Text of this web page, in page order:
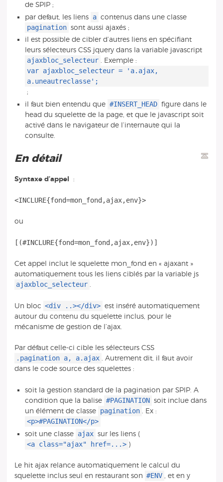
de SPIP ;
par defaut, les liens a contenus dans une classe
pagination sont aussi ajaxés ;
il est possible de cibler d’autres liens en spécifiant
leurs sélecteurs CSS jquery dans la variable javascript
ajaxbloc_selecteur . Exemple :
var ajaxbloc_selecteur = 'a.ajax,
a.uneautreclasse';
;
il faut bien entendu que #INSERT_HEAD figure dans le
head du squelette de la page, et que le javascript soit
activé dans le navigateur de l’internaute qui la
consulte.
En détail
Syntaxe d’appel :
<INCLURE{fond=mon_fond,ajax,env}>
ou
Cet appel inclut le squelette mon_fond en « ajaxant »
automatiquement tous les liens ciblés par la variable js
ajaxbloc_selecteur .
Un bloc <div ..></div> est inséré automatiquement
autour du contenu du squelette inclus, pour le
mécanisme de gestion de l’ajax.
Par défaut celle-ci cible les sélecteurs CSS
.pagination a, a.ajax . Autrement dit, il faut avoir
dans le code source des squelettes :
soit la gestion standard de la pagination par SPIP. A
condition que la balise #PAGINATION soit inclue dans
un élément de classe pagination . Ex :
<p>#PAGINATION</p>
soit une classe ajax sur les liens (
<a class="ajax" href=...> )
Le hit ajax relance automatiquement le calcul du
squelette inclus seul en restaurant son #ENV , et en y